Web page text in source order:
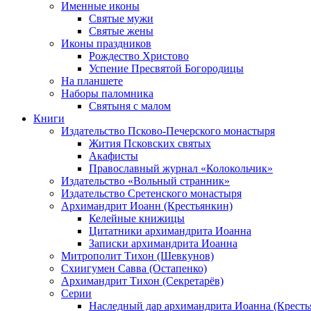
Именные иконы
Святые мужи
Святые жены
Иконы праздников
Рождество Христово
Успение Пресвятой Богородицы
На планшете
Наборы паломника
Святыня с малом
Книги
Издательство Псково-Печерского монастыря
Жития Псковских святых
Акафисты
Православный журнал «Колокольчик»
Издательство «Вольный странник»
Издательство Сретенского монастыря
Архимандрит Иоанн (Крестьянкин)
Келейные книжицы
Цитатники архимандрита Иоанна
Записки архимандрита Иоанна
Митрополит Тихон (Шевкунов)
Схиигумен Савва (Остапенко)
Архимандрит Тихон (Секретарёв)
Серии
Наследный дар архимандрита Иоанна